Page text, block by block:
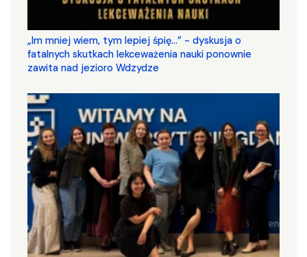
„Im mniej wiem, tym lepiej śpię...” - dyskusja o
fatalnych skutkach lekceważenia nauki ponownie
zawita nad jezioro Wdzydze